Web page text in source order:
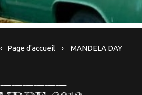
Page d'accueil MANDELA DAY